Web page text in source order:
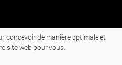
concevoir de manière optimale et
site web pour vous.